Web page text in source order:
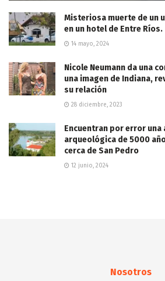
Misteriosa muerte de un
en un hotel de Entre Ríos.
14 mayo, 2024
Nicole Neumann da una
una imagen de Indiana,
su relación
28 diciembre, 2023
Encuentran por error una
arqueológica de 5000
cerca de San Pedro
12 junio, 2024
Nosotros